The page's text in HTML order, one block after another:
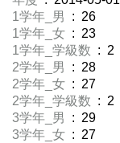
1学年_男
: 26
1学年_女 : 23
1学年_学級数 : 2
2学年_男
: 28
2学年_女 : 27
2学年_学級数 : 2
3学年_男
: 29
3学年_女 : 27